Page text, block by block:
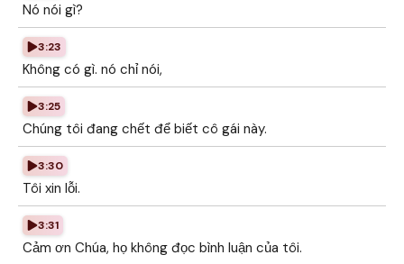
Nó nói gì?
3:23
Không có gì. nó chỉ nói,
3:25
Chúng tôi đang chết để biết cô gái này.
3:30
Tôi xin lỗi.
3:31
Cảm ơn Chúa, họ không đọc bình luận của tôi.